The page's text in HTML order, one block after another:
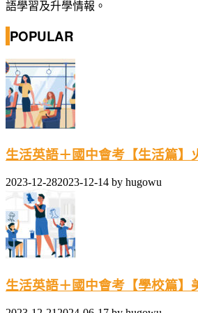
語學習及升學情報。
POPULAR
生活英語＋國中會考【生活篇】
2023-12-282023-12-14 by hugowu
生活英語＋國中會考【學校篇】